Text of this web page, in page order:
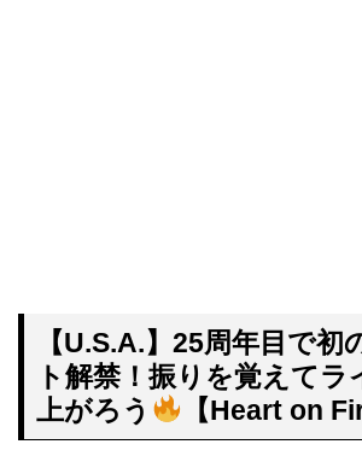
【U.S.A.】25周年目で初
ト解禁！振りを覚えてラ
上がろう
【Heart on